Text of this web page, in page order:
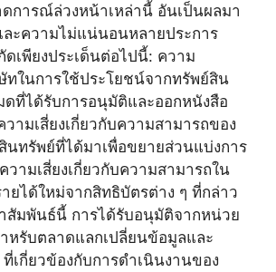
ดการณ์ล่วงหน้าเหล่านี้ อันเป็นผลมา
ละความไม่แน่นอนหลายประการ
ดเพียงประเด็นต่อไปนี้: ความ
ทในการใช้ประโยชน์จากทรัพย์สิน
ที่ได้รับการอนุมัติและออกหนังสือ
ามเสี่ยงเกี่ยวกับความสามารถของ
นทรัพย์ที่ได้มาเพื่อขยายส่วนแบ่งการ
วามเสี่ยงเกี่ยวกับความสามารถใน
ายได้ใหม่จากสิทธิบัตรต่าง ๆ ที่กล่าว
สัมพันธ์นี้ การได้รับอนุมัติจากหน่วย
หรับตลาดแลกเปลี่ยนข้อมูลและ
เกี่ยวข้องกับการดำเนินงานของ